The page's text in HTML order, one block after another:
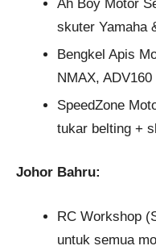
Ah Boy Motor
skuter Yamaha
Bengkel Apis
NMAX,
SpeedZone
tukar belting +
Johor Bahru:
RC Workshop
untuk semua